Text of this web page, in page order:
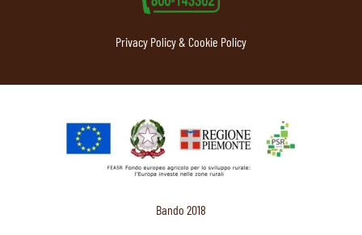
Privacy Policy & Cookie Policy
Bando 2018